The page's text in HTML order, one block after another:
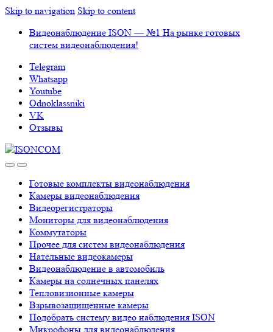
Skip to navigation Skip to content
Видеонаблюдение ISON — №1 На рынке готовых
систем видеонаблюдения!
Telegram
Whatsapp
Youtube
Odnoklassniki
VK
Отзывы
Готовые комплекты видеонаблюдения
Камеры видеонаблюдения
Видеорегистраторы
Мониторы для видеонаблюдения
Коммутаторы
Прочее для систем видеонаблюдения
Нательные видеокамеры
Видеонаблюдение в автомобиль
Камеры на солнечных панелях
Тепловизионные камеры
Взрывозащищенные камеры
Подобрать систему видео наблюдения ISON
Микрофоны для видеонаблюдения